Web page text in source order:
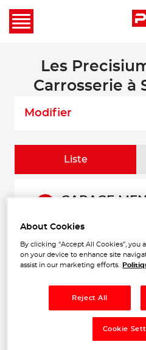
Les
Carrosserie à
Modifier
Liste
4.51
GARAGE
13 RUE PAUL
Fermé
About Cookies
By clicking “Accept All Cookies”,
on your device to enhance site
assist in our marketing efforts.
Reject All
Cookie